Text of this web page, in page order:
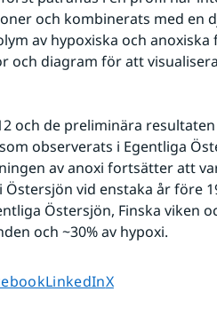
och kombinerats med en
av hypoxiska och
och diagram för att
och de preliminära
observerats i Egentliga
av anoxi fortsätter att
vid enstaka år före
Östersjön, Finska viken
och ~30% av hypoxi.
sidan påDela sidan på
LinkedInDela sidan på
X